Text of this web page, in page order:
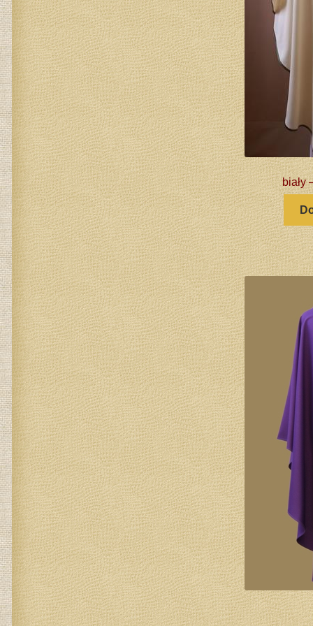
biały